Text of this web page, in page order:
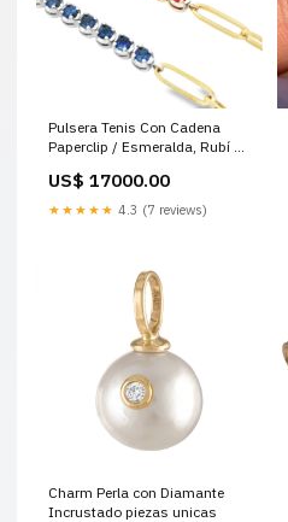
Pulsera Tenis Con Cadena
Paperclip / Esmeralda, Rubí o
US$ 17000.00
★★★★★ 4.3 (7 reviews)
Charm Perla con Diamante
Incrustado piezas unicas